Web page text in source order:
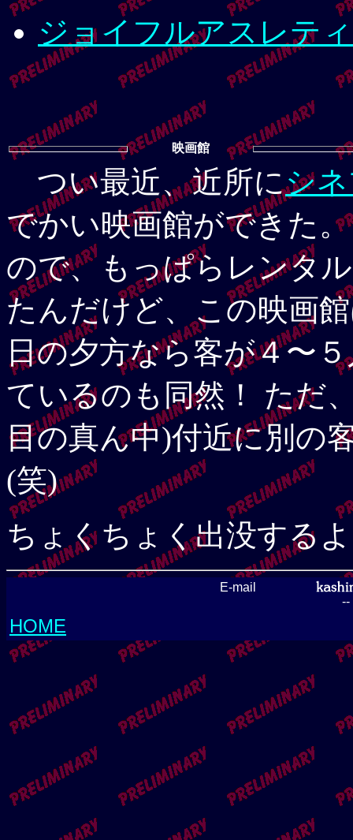
ジョイフルアスレテ
映画館
つい最近、近所にシ
でかい映画館ができた
ので、もっぱらレンタ
たんだけど、この映画
日の夕方なら客が４〜
ているのも同然！ ただ
目の真ん中)付近に別の
(笑)
ちょくちょく出没する
E-mail
--
HOME